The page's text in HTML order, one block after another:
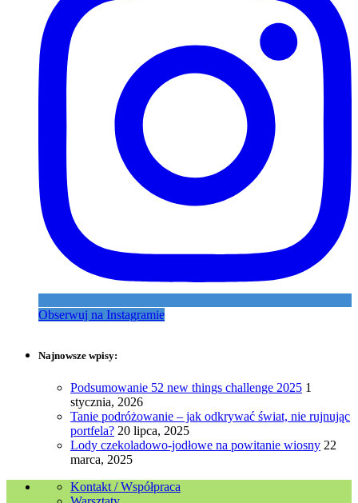
Obserwuj na Instagramie
Najnowsze wpisy:
Podsumowanie 52 new things challenge 2025 1
stycznia, 2026
Tanie podróżowanie – jak odkrywać świat, nie rujnując
portfela? 20 lipca, 2025
Lody czekoladowo-jodłowe na powitanie wiosny 22
marca, 2025
Kontakt / Współpraca